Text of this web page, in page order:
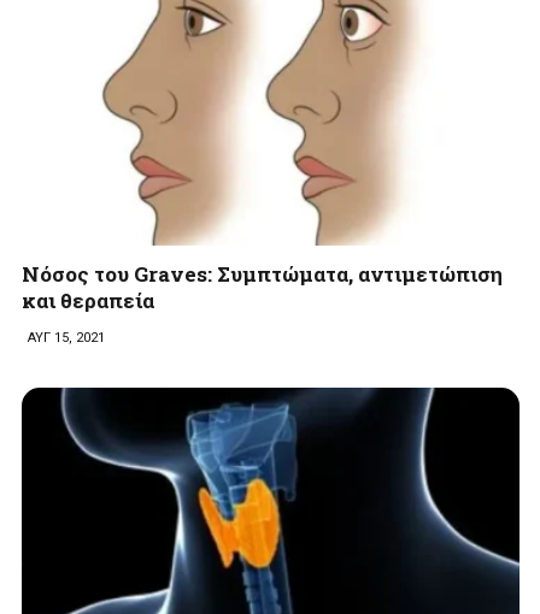
Νόσος του Graves: Συμπτώματα, αντιμετώπιση
και θεραπεία
ΑΥΓ 15, 2021